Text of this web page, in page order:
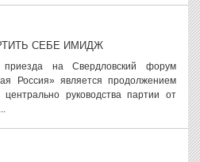
СЕБЕ ИМИДЖ
на Свердловский форум
Россия» является продолжением
центрально руководства партии от